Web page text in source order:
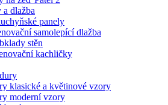
dlažba
panely
samolepící dlažba
stěn
kachličky
klasické a květinové vzory
moderní vzory